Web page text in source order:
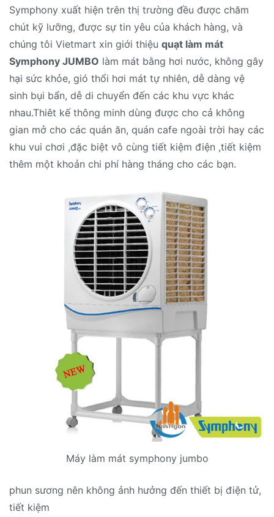
Symphony xuất hiện trên thị trường đều được chăm
chút kỹ lưỡng, được sự tin yêu của khách hàng, và
chúng tôi Vietmart xin giới thiệu quạt làm mát
Symphony JUMBO làm mát bằng hơi nước, không gây
hại sức khỏe, gió thổi hơi mát tự nhiên, dễ dàng vệ
sinh bụi bẩn, dễ di chuyển đến các khu vực khác
nhau.Thiêt kế thông minh dùng được cho cả không
gian mở cho các quán ăn, quán cafe ngoài trời hay các
khu vui chơi ,đặc biệt vô cùng tiết kiệm điện ,tiết kiệm
thêm một khoản chi phí hàng tháng cho các bạn.
Máy làm mát symphony jumbo
phun sương nên không ảnh hưởng đến thiết bị điện tử,
tiết kiệm